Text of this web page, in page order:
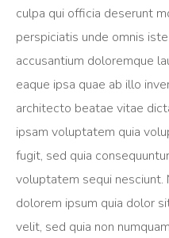
culpa qui officia deserunt
perspiciatis unde omnis
accusantium doloremque
eaque ipsa quae ab illo
architecto beatae vitae
ipsam voluptatem quia
fugit, sed quia
voluptatem sequi nesciunt.
dolorem ipsum quia dolor
velit, sed quia non